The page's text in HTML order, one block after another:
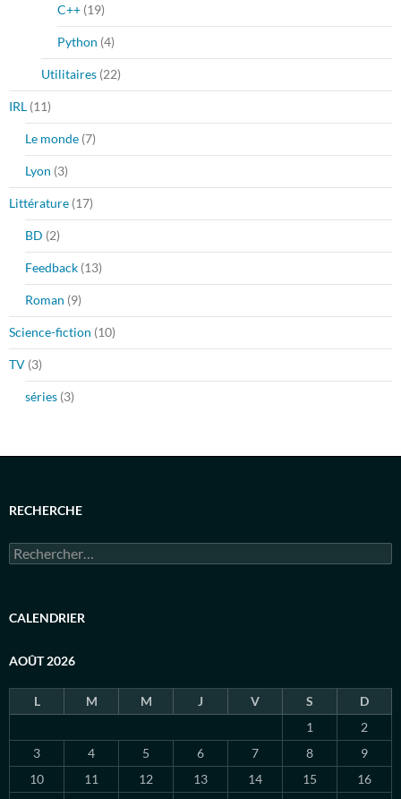
C++ (19)
Python (4)
Utilitaires (22)
IRL (11)
Le monde (7)
Lyon (3)
Littérature (17)
BD (2)
Feedback (13)
Roman (9)
Science-fiction (10)
TV (3)
séries (3)
RECHERCHE
Rechercher :
CALENDRIER
AOÛT 2026
L M M J V S
D
1
2
3
4 5 6 7 8
9
10
11 12 13 14 15
16